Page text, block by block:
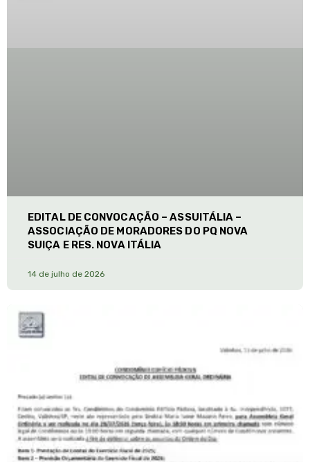
EDITAL DE CONVOCAÇÃO – ASSUITÁLIA –
ASSOCIAÇÃO DE MORADORES DO PQ NOVA
SUIÇA E RES. NOVA ITÁLIA
14 de julho de 2026